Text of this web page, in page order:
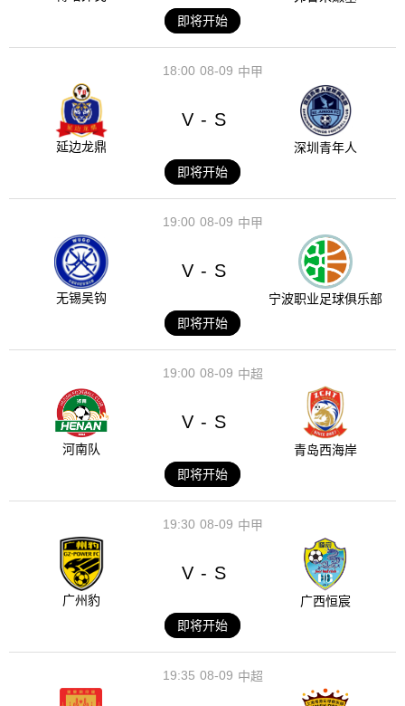
即将开始
08-09
18:00 中甲
延边龙鼎
V - S
深圳青年人
即将开始
08-09
19:00 中甲
无锡吴钩
V - S
宁波职业足球俱乐部
即将开始
08-09
19:00 中超
河南队
V - S
青岛西海岸
即将开始
08-09
19:30 中甲
广州豹
V - S
广西恒宸
即将开始
08-09
19:35 中超